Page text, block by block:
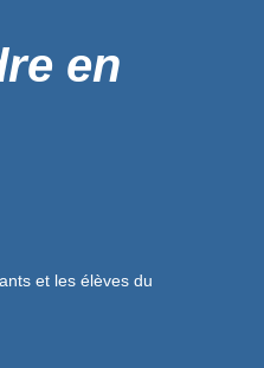
en
et les élèves du